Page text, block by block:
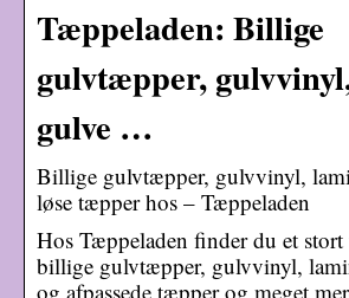
Tæppeladen: Billige
gulvtæpper,
gulve …
Billige gulvtæpper, gulvvinyl,
løse tæpper hos – Tæppeladen
Hos Tæppeladen finder du et
billige gulvtæpper, gulvvinyl,
og afpassede tæpper og meget